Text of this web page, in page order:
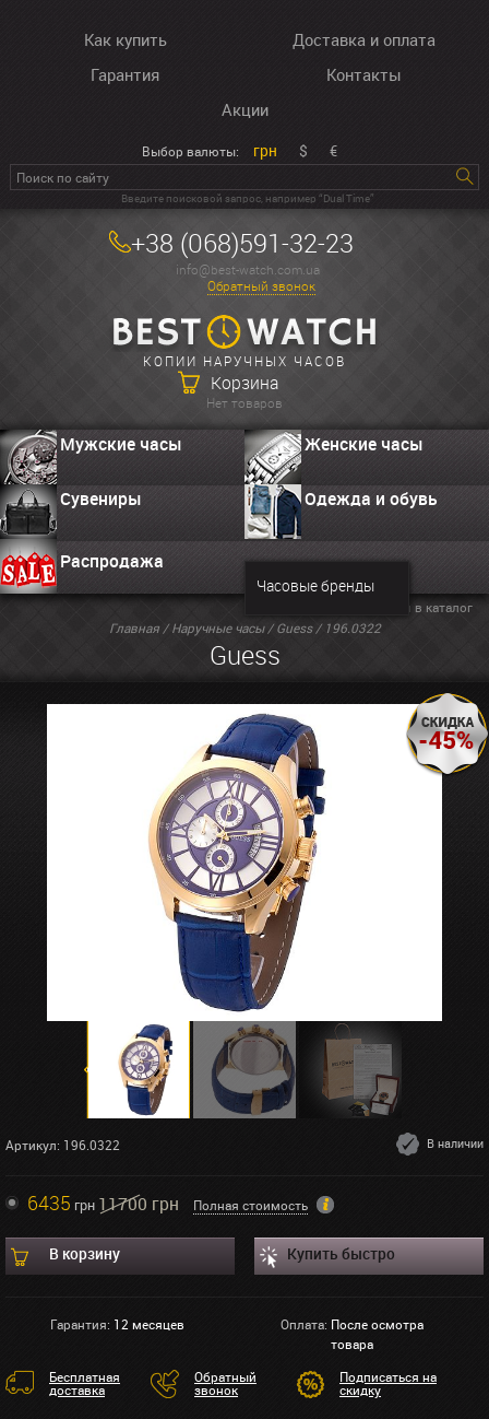
Как купить
Доставка и оплата
Гарантия
Контакты
Акции
Выбор валюты: грн $ €
Введите поисковой запрос, например “Dual Time”
+38 (068)591-32-23
info@best-watch.com.ua
Обратный звонок
КОПИИ НАРУЧНЫХ ЧАСОВ
Корзина
Нет товаров
Мужские часы Женские часы
Сувениры Одежда и обувь
Распродажа
Часовые бренды
Главная/Наручные часы/Guess/ 196.0322
Guess
Вернуться в каталог
Артикул: 196.0322 В наличии
6435 грн 11700 грн Полная стоимость
В корзину Купить быстро
Гарантия: 12 месяцев Оплата: После осмотра
товара
Бесплатная
доставка
Обратный
звонок
Подписаться на
скидку